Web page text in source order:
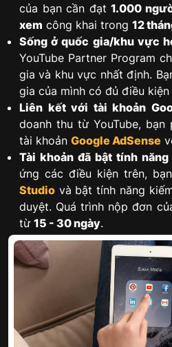
của bạn cần đạt1.000
xem công khai trong 12
Sống ở quốc gia/khu vực
YouTube Partner Program
gia và khu vực nhất định.
gia của mình có đủ điều
Liên kết với tài khoản
doanh thu từ YouTube,
tài khoản Google AdSense
Tài khoản đã bật tính
ứng các điều kiện trên,
Studio và bật tính năng
duyệt. Quá trình nộp đơn
từ 15 - 30 ngày.